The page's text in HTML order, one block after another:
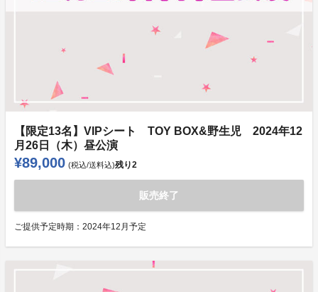
【限定13名】VIPシート TOY BOX&野生児 2024年12
月26日（木）昼公演
¥89,000 (税込/送料込)残り2
販売終了
ご提供予定時期： 2024年12月予定